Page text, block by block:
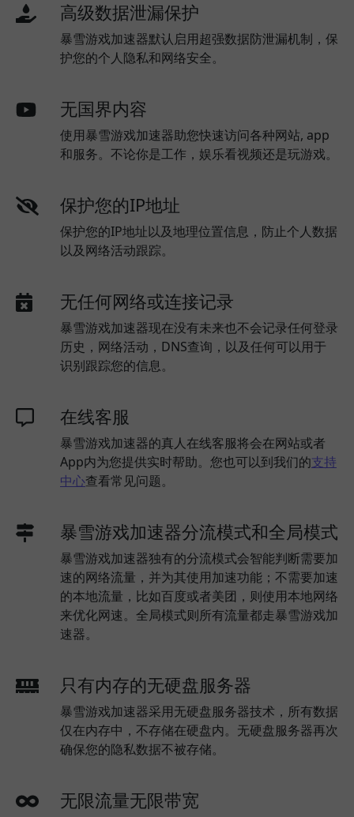
高级数据泄漏保护
暴雪游戏加速器默认启用超强数据防泄漏机制，保
护您的个人隐私和网络安全。
无国界内容
使用暴雪游戏加速器助您快速访问各种网站, app
和服务。不论你是工作，娱乐看视频还是玩游戏。
保护您的IP地址
保护您的IP地址以及地理位置信息，防止个人数据
以及网络活动跟踪。
无任何网络或连接记录
暴雪游戏加速器现在没有未来也不会记录任何登录
历史，网络活动，DNS查询，以及任何可以用于
识别跟踪您的信息。
在线客服
暴雪游戏加速器的真人在线客服将会在网站或者
App内为您提供实时帮助。您也可以到我们的支持
中心查看常见问题。
暴雪游戏加速器分流模式和全局模式
暴雪游戏加速器独有的分流模式会智能判断需要加
速的网络流量，并为其使用加速功能；不需要加速
的本地流量，比如百度或者美团，则使用本地网络
来优化网速。全局模式则所有流量都走暴雪游戏加
速器。
只有内存的无硬盘服务器
暴雪游戏加速器采用无硬盘服务器技术，所有数据
仅在内存中，不存储在硬盘内。无硬盘服务器再次
确保您的隐私数据不被存储。
无限流量无限带宽